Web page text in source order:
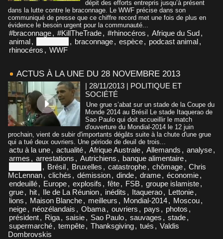
dépit des efforts entrepris jusqu’à présent
dans la lutte contre le braconnage. Le WWF précise dans son
communiqué de presse que ce chiffre record met une fois de plus en
évidence le besoin urgent pour la communauté...
#braconnage, #KillTheTrade, #rhinocéros , Afrique du Sud,
animal, , braconnage, espèce, podcast animal,
rhinocéros , WWF
ACTUS À LA UNE DU 28 NOVEMBRE 2013
| 28/11/2013 | POLITIQUE ET
SOCIÉTÉ
Une grue s’abat sur un stade de la Coupe du
Monde 2014 au Brésil Le stade Itaquerao de
Sao Paulo qui doit accueillir le match
d'ouverture du Mondial-2014 le 12 juin
prochain, vient de subir d'importants dégâts suite à la chute d'une grue
qui a tué deux ouvriers. Une période de deuil de trois...
actu à la une, actualité, Afrique Australe, Allemands , analyse,
armes , arrestations , Autrichiens , banque alimentaire,
, Brésil, Bruxelles , catastrophe, chômage, Chris
McLennan, clichés , démission, dinde, drame, économie,
endeuillé, Europe, explosifs , fête, FSB, groupe islamiste,
grue, hit, Ile de La Réunion, inédits , Itaquerao, Lettonie,
lions , Maison Blanche, meilleurs , Mondial-2014, Moscou,
neige, néozélandais , Obama, ouvriers , pays , photos ,
président, Riga, saisie, Sao Paulo, sauvages , stade,
supermarché, tempête, Thanksgiving, tués , Valdis
Dombrovskis